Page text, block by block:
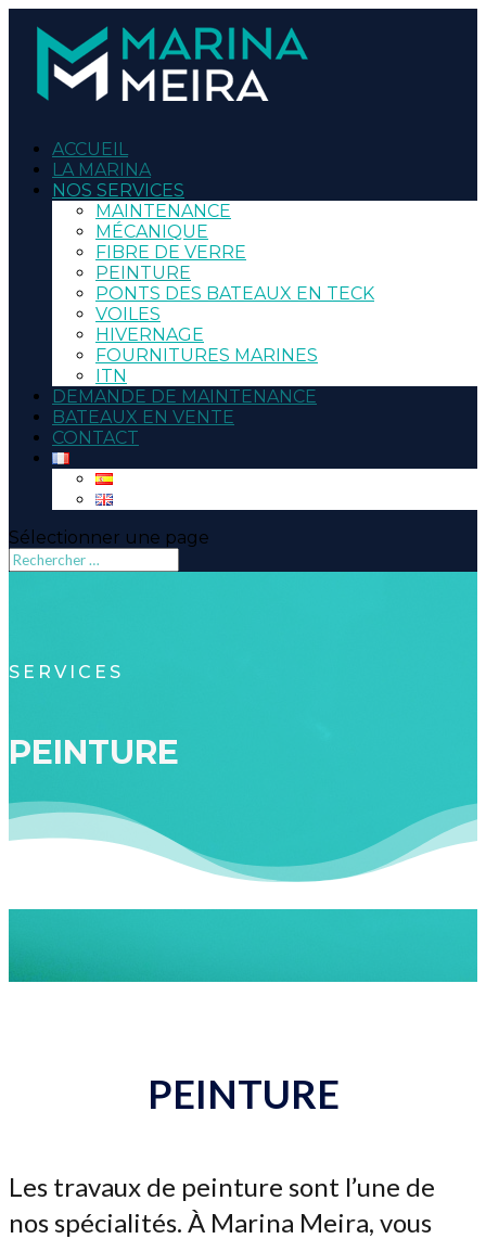
ACCUEIL
LA MARINA
NOS SERVICES
MAINTENANCE
MÉCANIQUE
FIBRE DE VERRE
PEINTURE
PONTS DES BATEAUX EN TECK
VOILES
HIVERNAGE
FOURNITURES MARINES
ITN
DEMANDE DE MAINTENANCE
BATEAUX EN VENTE
CONTACT
Sélectionner une page
SERVICES
PEINTURE
PEINTURE
Les travaux de peinture sont l’une de
nos spécialités. À Marina Meira, vous